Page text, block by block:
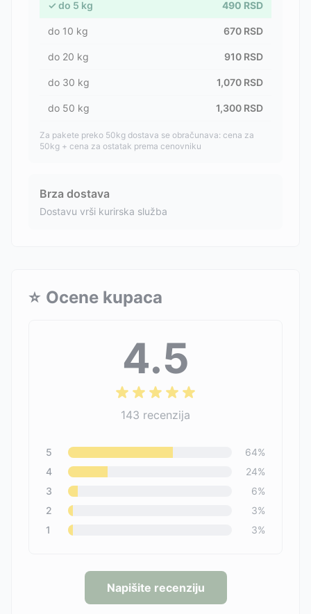
✓ do 5 kg 490 RSD
do 10 kg 670 RSD
do 20 kg 910 RSD
do 30 kg 1,070 RSD
do 50 kg 1,300 RSD
Za pakete preko 50kg dostava se obračunava: cena za
50kg + cena za ostatak prema cenovniku
Brza dostava
Dostavu vrši kurirska služba
⭐ Ocene kupaca
4.5
143 recenzija
5 64%
4
24%
3
6%
2
3%
1
3%
Napišite recenziju